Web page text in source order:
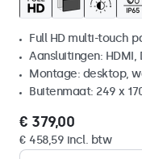
Full HD multi-touch
Aansluitingen: HDMI,
Montage: desktop,
Buitenmaat: 249 x
€ 379,00
€ 458,59 incl. btw